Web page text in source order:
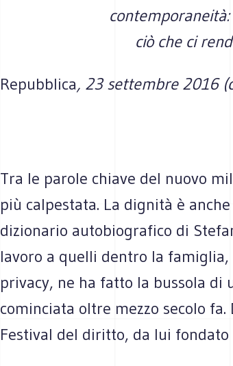
ciò che ci
Repubblica, 23 settembre 2016
Tra le parole chiave del nuovo
più calpestata. La dignità è
dizionario autobiografico di
lavoro a quelli dentro la
privacy, ne ha fatto la bussola
cominciata oltre mezzo secolo
Festival del diritto, da lui fondato